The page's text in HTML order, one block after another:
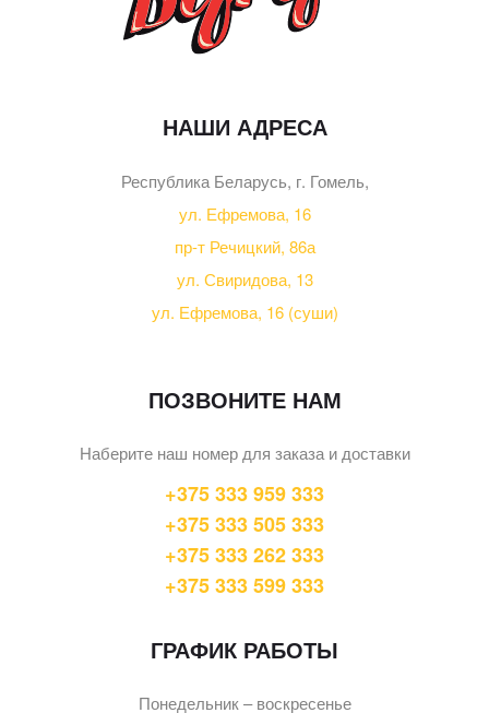
НАШИ АДРЕСА
Республика Беларусь, г. Гомель,
ул. Ефремова, 16
пр-т Речицкий, 86а
ул. Свиридова, 13
ул. Ефремова, 16 (суши)
ПОЗВОНИТЕ НАМ
Наберите наш номер для заказа и доставки
+375 333 959 333
+375 333 505 333
+375 333 262 333
+375 333 599 333
ГРАФИК РАБОТЫ
Понедельник – воскресенье